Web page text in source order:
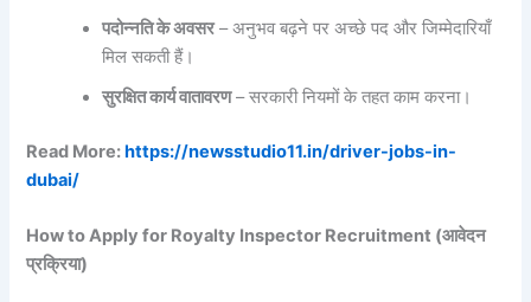
पदोन्नतिकेअवसर– अनुभव बढ़ने पर अच्छे पद और जिम्मेदारियाँ
मिल सकती हैं।
सुरक्षितकार्यवातावरण– सरकारी नियमों के तहत काम करना।
Read More:https://newsstudio11.in/driver-jobs-in-
dubai/
How to Apply for Royalty Inspector Recruitment (आवेदन
प्रक्रिया)